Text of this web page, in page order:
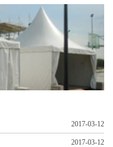
2017-03-12
2017-03-12